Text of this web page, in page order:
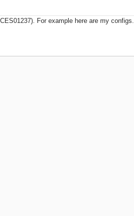
For example here are my configs.